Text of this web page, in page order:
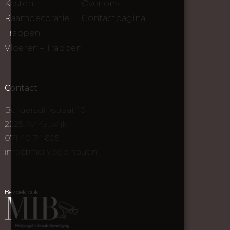
Kasten
Raamdecoratie
Trappen
Vloeren – Trappen
Over ons
Contactpagina
Contact
Burgersdijkstraat 10
2225 AV Katwijk
071 40 74 605
info@meijvogelhout.nl
Bezoek ook